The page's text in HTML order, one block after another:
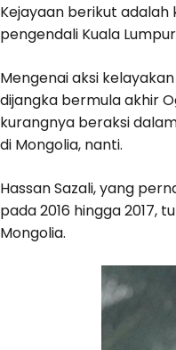
Kejayaan berikut adalah
pengendali Kuala
Mengenai aksi
dijangka bermula akhir
kurangnya beraksi
di Mongolia, nanti.
Hassan Sazali, yang
pada 2016 hingga 2017,
Mongolia.